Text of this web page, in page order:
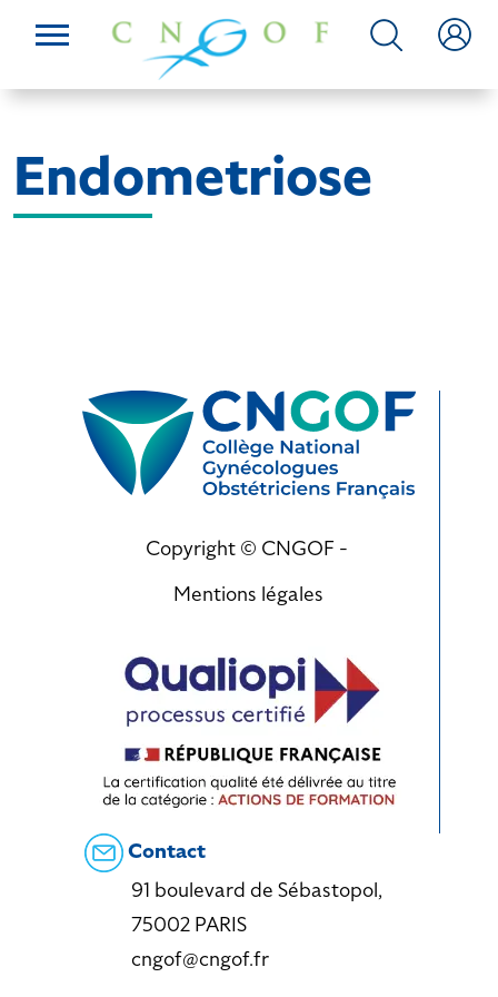
Endometriose
Copyright © CNGOF -
Mentions légales
Contact
91 boulevard de Sébastopol,
75002 PARIS
cngof@cngof.fr